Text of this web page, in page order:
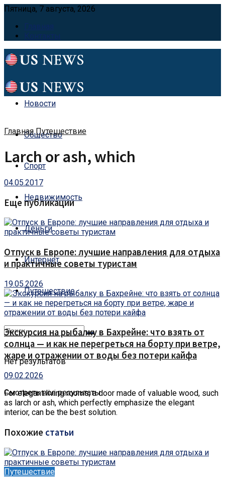
Пятница, 7 августа, 2026
Главная
Контакты
Новости
Общество
Спорт
Недвижимость
Деньги
Интернет
Путешествие
Нет результатов
Смотреть все результаты
Главная Путешествие
Larch or ash, which
04.05.2017
Еще публикации
Отпуск в Европе: лучшие направления для отдыха
и практичные советы туристам
19.05.2026
Экскурсия на рыбалку в Бахрейне: что взять от
солнца — и как не перегреться на борту при ветре,
жаре и отражении от воды без потери кайфа
09.02.2026
For elegant living rooms, a door made of valuable wood, such
as larch or ash, which perfectly emphasize the elegant
interior, can be the best solution.
Похожие статьи
Путешествие